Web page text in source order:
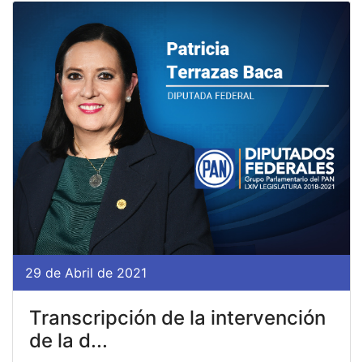
29 de Abril de 2021
Transcripción de la intervención
de la d...